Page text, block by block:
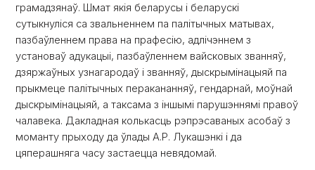
грамадзянаў. Шмат якія беларусы і беларускі
сутыкнуліся са звальненнем па палітычных матывах,
пазбаўленнем права на прафесію, адлічэннем з
установаў адукацыі, пазбаўленнем вайсковых званняў,
дзяржаўных узнагародаў і званняў, дыскрымінацыяй па
прыкмеце палітычных перакананняў, гендарнай, моўнай
дыскрымінацыяй, а таксама з іншымі парушэннямі правоў
чалавека. Дакладная колькасць рэпрэсаваных асобаў з
моманту прыходу да ўлады А.Р. Лукашэнкі і да
цяперашняга часу застаецца невядомай.